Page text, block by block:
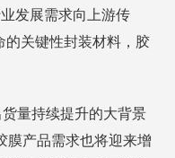
发展需求向上游传
的关键性封装材料，胶
量持续提升的大背景
膜产品需求也将迎来增